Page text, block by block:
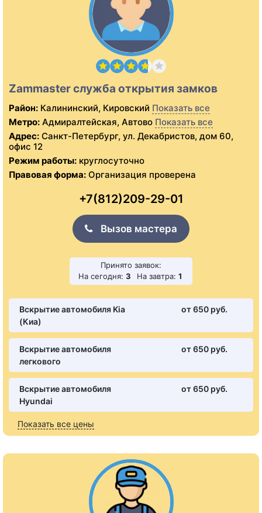
Zammaster служба открытия замков
Район: Калининский, Кировский Показать все
Метро: Адмиралтейская, Автово Показать все
Адрес: Санкт-Петербург, ул. Декабристов, дом 60,
офис 12
Режим работы: круглосуточно
Правовая форма: Организация проверена
+7(812)209-29-01
Вызов мастера
Принято заявок:
На сегодня: 3 На завтра: 1
Вскрытие автомобиля Kia
(Киа)
от 650 pуб.
Вскрытие автомобиля
легкового
от 650 pуб.
Вскрытие автомобиля
Hyundai
от 650 pуб.
Показать все цены